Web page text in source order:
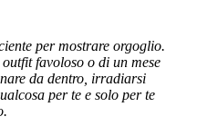
per mostrare orgoglio.
favoloso o di un mese
da dentro, irradiarsi
per te e solo per te